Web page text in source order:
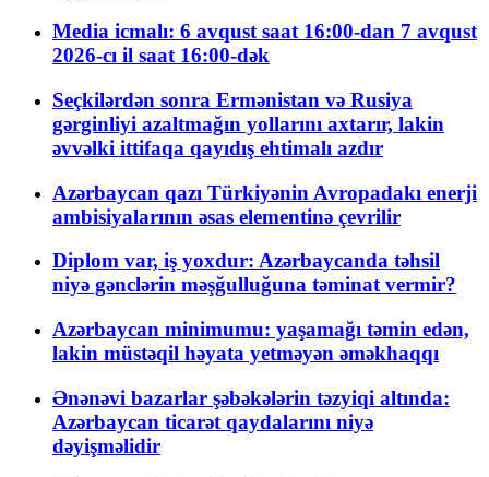
Media icmalı: 6 avqust saat 16:00-dan 7 avqust
2026-cı il saat 16:00-dək
Seçkilərdən sonra Ermənistan və Rusiya
gərginliyi azaltmağın yollarını axtarır, lakin
əvvəlki ittifaqa qayıdış ehtimalı azdır
Azərbaycan qazı Türkiyənin Avropadakı enerji
ambisiyalarının əsas elementinə çevrilir
Diplom var, iş yoxdur: Azərbaycanda təhsil
niyə gənclərin məşğulluğuna təminat vermir?
Azərbaycan minimumu: yaşamağı təmin edən,
lakin müstəqil həyata yetməyən əməkhaqqı
Ənənəvi bazarlar şəbəkələrin təzyiqi altında:
Azərbaycan ticarət qaydalarını niyə
dəyişməlidir